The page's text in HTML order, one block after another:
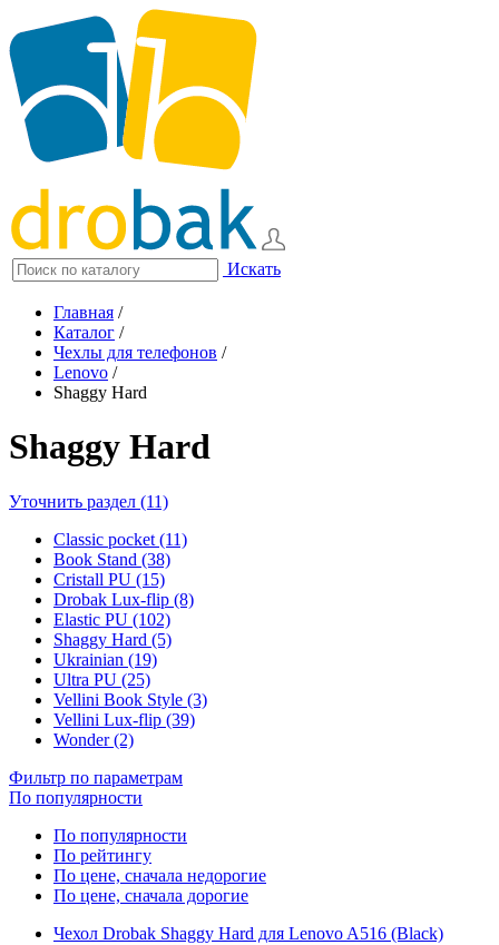
Искать
Главная /
Каталог /
Чехлы для телефонов /
Lenovo /
Shaggy Hard
Shaggy Hard
Уточнить раздел (11)
Classic pocket (11)
Book Stand (38)
Cristall PU (15)
Drobak Lux-flip (8)
Elastic PU (102)
Shaggy Hard (5)
Ukrainian (19)
Ultra PU (25)
Vellini Book Style (3)
Vellini Lux-flip (39)
Wonder (2)
Фильтр по параметрам
По популярности
По популярности
По рейтингу
По цене, сначала недорогие
По цене, сначала дорогие
Чехол Drobak Shaggy Hard для Lenovo A516 (Black)